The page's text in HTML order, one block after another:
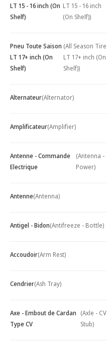
LT 15 - 16 inch (On
Shelf)
LT 15 - 16 inch
(On Shelf))
Pneu Toute Saison
LT 17+ inch (On
Shelf)
(All Season Tire
LT 17+ inch (On
Shelf))
Alternateur(Alternator)
Amplificateur(Amplifier)
Antenne - Commande
Electrique
(Antenna -
Power)
Antenne(Antenna)
Antigel - Bidon(Antifreeze - Bottle)
Accoudoir(Arm Rest)
Cendrier(Ash Tray)
Axe - Embout de Cardan
Type CV
(Axle - CV
Stub)